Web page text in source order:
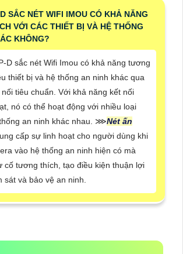
SẮC NÉT WIFI IMOU CÓ KHẢ NĂNG
VỚI CÁC THIẾT BỊ VÀ HỆ THỐNG
KHÔNG?
D sắc nét Wifi Imou có khả năng tương
thiết bị và hệ thống an ninh khác qua
tiêu chuẩn. Với khả năng kết nối
nó có thể hoạt động với nhiều loại
an ninh khác nhau. ⋙Nét ấn
cấp sự linh hoạt cho người dùng khi
vào hệ thống an ninh hiện có mà
cố tương thích, tạo điều kiện thuận lợi
sát và bảo vệ an ninh.